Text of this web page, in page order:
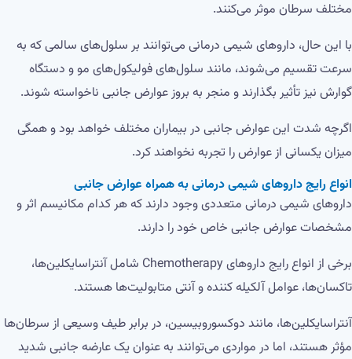
مختلف سرطان موثر می‌کنند.
با این حال، داروهای شیمی‌ درمانی می‌توانند بر سلول‌های سالمی که به
سرعت تقسیم می‌شوند، مانند سلول‌های فولیکول‌های مو و دستگاه
گوارش نیز تأثیر بگذارند و منجر به بروز عوارض جانبی ناخواسته شوند.
اگرچه شدت این عوارض جانبی در بیماران مختلف خواهد بود و همگی
میزان یکسانی از عوارض را تجربه نخواهند کرد.
انواع رایج داروهای شیمی درمانی به همراه عوارض جانبی
داروهای شیمی درمانی متعددی وجود دارند که هر کدام مکانیسم اثر و
مشخصات عوارض جانبی خاص خود را دارند.
برخی از انواع رایج داروهای Chemotherapy شامل آنتراسایکلین‌ها،
تاکسان‌ها، عوامل آلکیله کننده و آنتی متابولیت‌ها هستند.
آنتراسایکلین‌ها، مانند دوکسوروبیسین، در برابر طیف وسیعی از سرطان‌ها
مؤثر هستند، اما در مواردی می‌توانند به عنوان یک عارضه جانبی شدید